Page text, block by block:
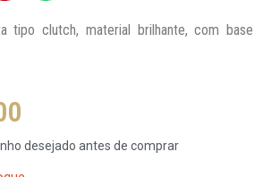
tipo clutch, material brilhante, com base
desejado antes de comprar